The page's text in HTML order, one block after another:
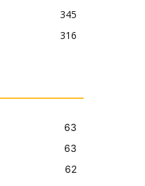
345
316
63
63
62